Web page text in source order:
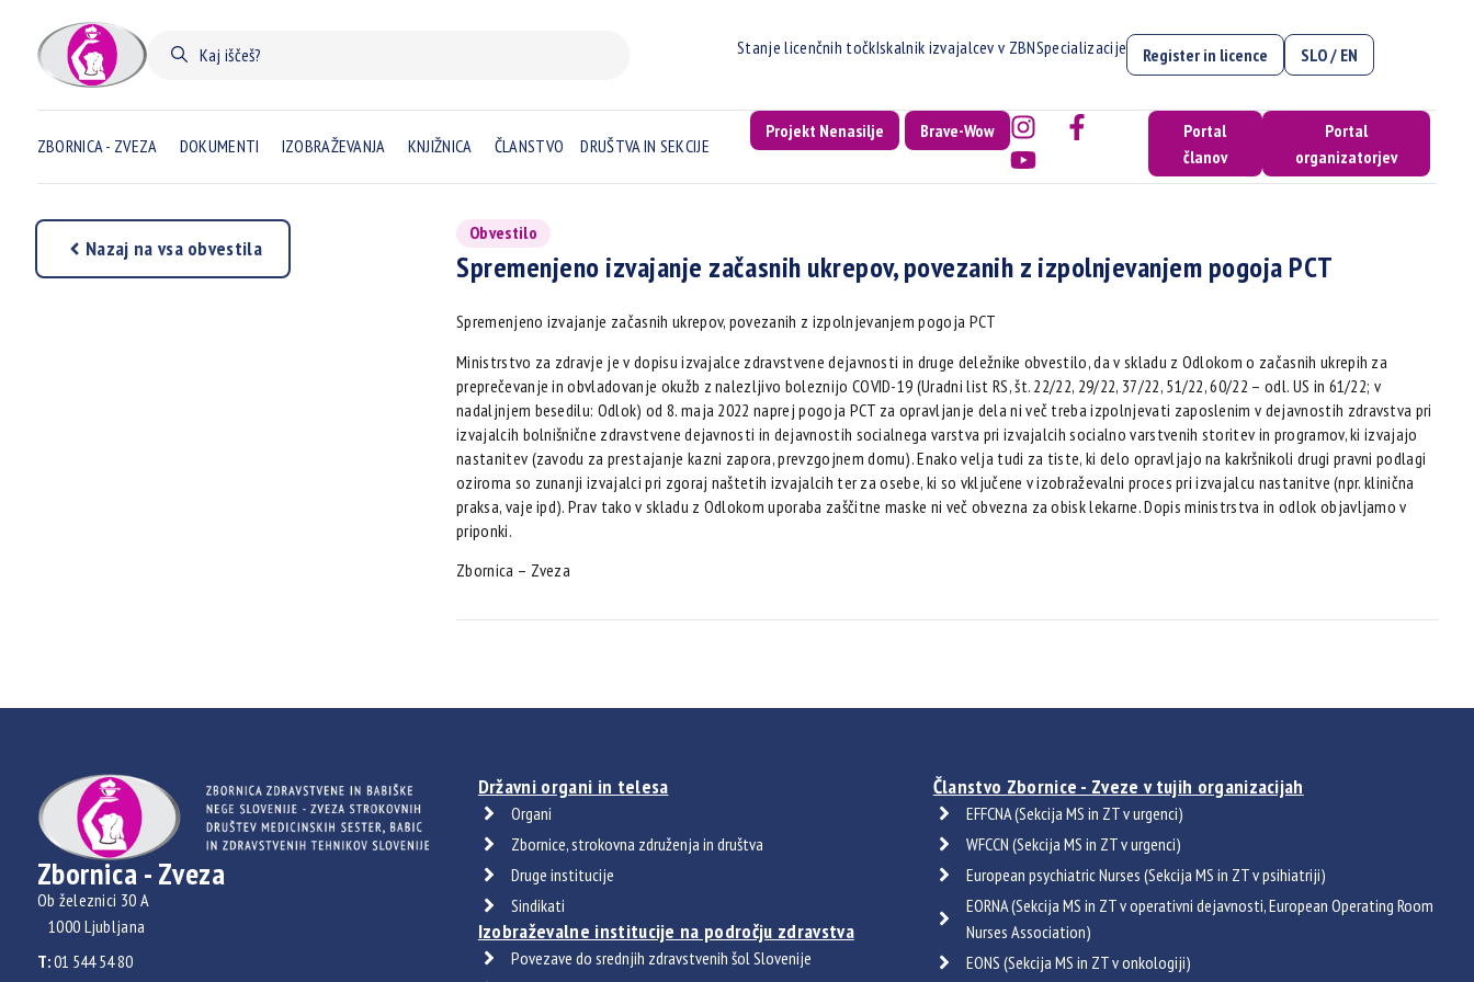
Stanje licenčnih točkIskalnik izvajalcev v ZBNSpecializacije Register in licence SLO / EN
ZBORNICA - ZVEZA DOKUMENTI IZOBRAŽEVANJA KNJIŽNICA ČLANSTVO DRUŠTVA IN SEKCIJE
Projekt Nenasilje Brave-Wow
Portal
članov
Portal
organizatorjev
Nazaj na vsa obvestila
Obvestilo
Spremenjeno izvajanje začasnih ukrepov, povezanih z izpolnjevanjem pogoja PCT
Spremenjeno izvajanje začasnih ukrepov, povezanih z izpolnjevanjem pogoja PCT
Ministrstvo za zdravje je v dopisu izvajalce zdravstvene dejavnosti in druge deležnike obvestilo, da v skladu z Odlokom o začasnih ukrepih za
preprečevanje in obvladovanje okužb z nalezljivo boleznijo COVID-19 (Uradni list RS, št. 22/22, 29/22, 37/22, 51/22, 60/22 – odl. US in 61/22; v
nadaljnjem besedilu: Odlok) od 8. maja 2022 naprej pogoja PCT za opravljanje dela ni več treba izpolnjevati zaposlenim v dejavnostih zdravstva pri
izvajalcih bolnišnične zdravstvene dejavnosti in dejavnostih socialnega varstva pri izvajalcih socialno varstvenih storitev in programov, ki izvajajo
nastanitev (zavodu za prestajanje kazni zapora, prevzgojnem domu). Enako velja tudi za tiste, ki delo opravljajo na kakršnikoli drugi pravni podlagi
oziroma so zunanji izvajalci pri zgoraj naštetih izvajalcih ter za osebe, ki so vključene v izobraževalni proces pri izvajalcu nastanitve (npr. klinična
praksa, vaje ipd). Prav tako v skladu z Odlokom uporaba zaščitne maske ni več obvezna za obisk lekarne. Dopis ministrstva in odlok objavljamo v
priponki.
Zbornica – Zveza
Zbornica - Zveza
Ob železnici 30 A
1000 Ljubljana
T:01 544 54 80
Državni organi in telesa
Organi
Zbornice, strokovna združenja in društva
Druge institucije
Sindikati
Izobraževalne institucije na področju zdravstva
Povezave do srednjih zdravstvenih šol Slovenije
Članstvo Zbornice - Zveze v tujih organizacijah
EFFCNA (Sekcija MS in ZT v urgenci)
WFCCN (Sekcija MS in ZT v urgenci)
European psychiatric Nurses (Sekcija MS in ZT v psihiatriji)
EORNA (Sekcija MS in ZT v operativni dejavnosti, European Operating Room
Nurses Association)
EONS (Sekcija MS in ZT v onkologiji)